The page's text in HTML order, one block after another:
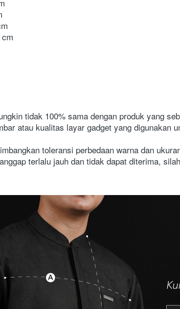
tidak 100% sama dengan produk yang
atau kualitas layar gadget yang digunakan
toleransi perbedaan warna dan
terlalu jauh dan tidak dapat diterima,